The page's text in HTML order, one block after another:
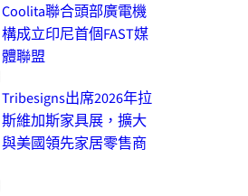
Coolita聯合頭部廣電機
構成立印尼首個FAST媒
體聯盟
Tribesigns出席2026年拉
斯維加斯家具展，擴大
與美國領先家居零售商